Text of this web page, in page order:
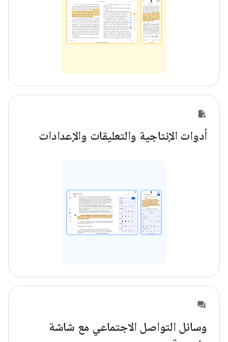
أدوات الإنتاجية والتعليقات والإعدادات
وسائل التواصل الاجتماعي مع شاشة